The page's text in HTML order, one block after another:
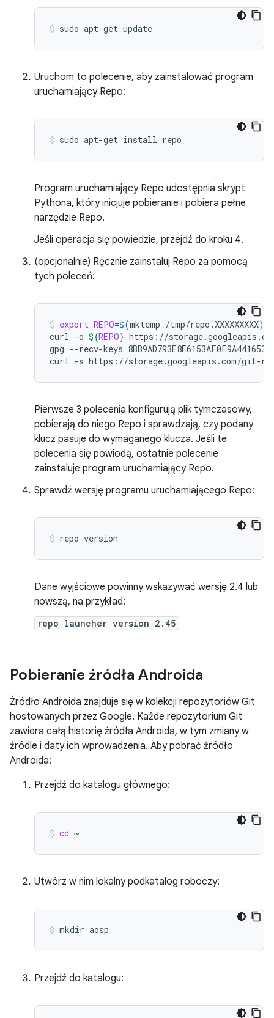
sudo apt-get update
Uruchom to polecenie, aby zainstalować program
uruchamiający Repo:
sudo apt-get install repo
Program uruchamiający Repo udostępnia skrypt
Pythona, który inicjuje pobieranie i pobiera pełne
narzędzie Repo.
Jeśli operacja się powiedzie, przejdź do kroku 4.
(opcjonalnie) Ręcznie zainstaluj Repo za pomocą
tych poleceń:
export REPO=$(mktemp /tmp/repo.XXXXXXXXX)
curl -o ${REPO} https://
gpg --recv-keys
curl -s https://storage.googleapis.com/git-
Pierwsze 3 polecenia konfigurują plik tymczasowy,
pobierają do niego Repo i sprawdzają, czy podany
klucz pasuje do wymaganego klucza. Jeśli te
polecenia się powiodą, ostatnie polecenie
zainstaluje program uruchamiający Repo.
Sprawdź wersję programu uruchamiającego Repo:
repo version
Dane wyjściowe powinny wskazywać wersję 2.4 lub
nowszą, na przykład:
repo launcher version 2.45
Pobieranie źródła Androida
Źródło Androida znajduje się w kolekcji repozytoriów Git
hostowanych przez Google. Każde repozytorium Git
zawiera całą historię źródła Androida, w tym zmiany w
źródle i daty ich wprowadzenia. Aby pobrać źródło
Androida:
Przejdź do katalogu głównego:
cd ~
Utwórz w nim lokalny podkatalog roboczy:
mkdir aosp
Przejdź do katalogu: